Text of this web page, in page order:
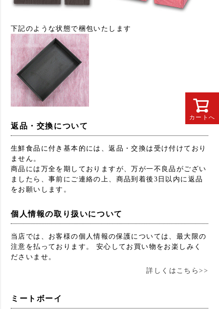
カートへ
下記のような状態で梱包いたします
返品・交換について
生鮮食品に付き基本的には、返品・交換は受け付けており
ません。
商品には万全を期しておりますが、万が一不良品がござい
ましたら、事前にご連絡の上、商品到着後3日以内に返品
をお願いします。
個人情報の取り扱いについて
当店では、お客様の個人情報の保護については、最大限の
注意を払っております。 安心してお買い物をお楽しみく
ださいませ。
詳しくはこちら>>
ミートボーイ